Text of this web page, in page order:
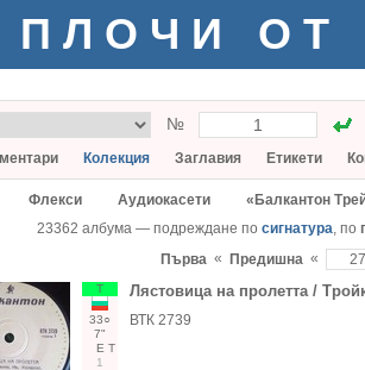
ПЛОЧИ ОТ
№
Колекция Заглавия Етикети
Флекси Аудиокасети
«Балкантон
23362 албума — подреждане по сигнатура, по
Първа « Предишна «
Т
33○
7"
Е Т
1
Лястовица на пролетта /
ВТК 2739